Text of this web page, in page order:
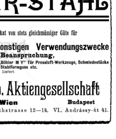
Böhler-Uddeholm AG
Bild-ID: 67280